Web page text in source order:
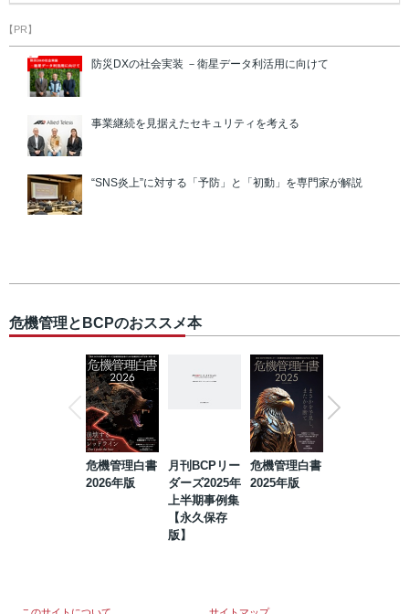
【PR】
防災DXの社会実装 －衛星データ利活用に向けて
事業継続を見据えたセキュリティを考える
“SNS炎上”に対する「予防」と「初動」を専門家が解説
危機管理とBCPのおススメ本
危機管理白書
2026年版
月刊BCPリー
ダーズ2025年
上半期事例集
【永久保存
版】
危機管理白書
2025年版